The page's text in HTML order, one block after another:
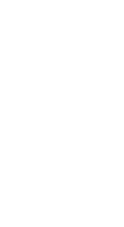
"NEUE FEIERTAG"